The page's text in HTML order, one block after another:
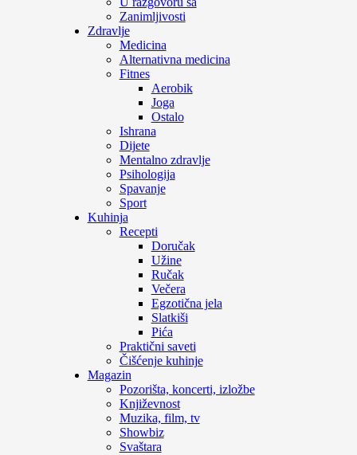
Zanimljivosti
Zdravlje
Medicina
Alternativna medicina
Fitnes
Aerobik
Joga
Ostalo
Ishrana
Dijete
Mentalno zdravlje
Psihologija
Spavanje
Sport
Kuhinja
Recepti
Doručak
Užine
Ručak
Večera
Egzotična jela
Slatkiši
Pića
Praktični saveti
Čišćenje kuhinje
Magazin
Pozorišta, koncerti, izložbe
Književnost
Muzika, film, tv
Showbiz
Svaštara